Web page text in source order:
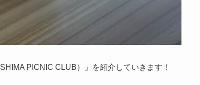
PICNIC CLUB）」を紹介していきます！